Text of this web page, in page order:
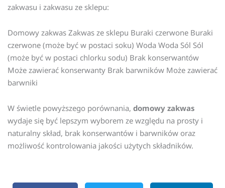
zakwasu i zakwasu ze sklepu:
Domowy zakwas Zakwas ze sklepu Buraki czerwone Buraki
czerwone (może być w postaci soku) Woda Woda Sól Sól
(może być w postaci chlorku sodu) Brak konserwantów
Może zawierać konserwanty Brak barwników Może zawierać
barwniki
W świetle powyższego porównania, domowy zakwas
wydaje się być lepszym wyborem ze względu na prosty i
naturalny skład, brak konserwantów i barwników oraz
możliwość kontrolowania jakości użytych składników.